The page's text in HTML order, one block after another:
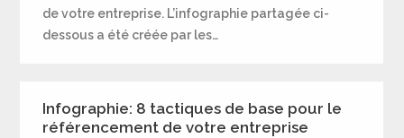
de votre entreprise. L’infographie partagée ci-
dessous a été créée par les…
Infographie: 8 tactiques de base pour le
référencement de votre entreprise